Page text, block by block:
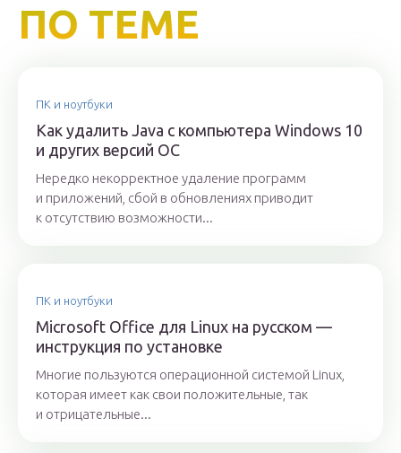
ПО ТЕМЕ
ПК и ноутбуки
Как удалить Java с компьютера Windows 10
и других версий ОС
Нередко некорректное удаление программ
и приложений, сбой в обновлениях приводит
к отсутствию возможности...
ПК и ноутбуки
Microsoft Office для Linux на русском —
инструкция по установке
Многие пользуются операционной системой Linux,
которая имеет как свои положительные, так
и отрицательные...